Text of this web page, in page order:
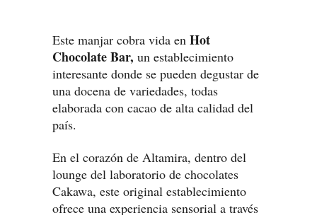
Este manjar cobra vida en Hot
Chocolate Bar, un establecimiento
interesante donde se pueden degustar de
una docena de variedades, todas
elaborada con cacao de alta calidad del
país.
En el corazón de Altamira, dentro del
lounge del laboratorio de chocolates
Cakawa, este original establecimiento
ofrece una experiencia sensorial a través